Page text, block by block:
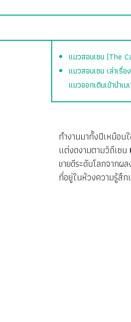
แมวสอนเซน (The
แมวสอนเซน เล่าเรื่
แมวออกเดินเข้าป่าเ
ทำงานมาทั้งปีเหมือ
แต่งดงามตามวิถีเซน
ขายดีระดับโลกจากผล
ที่อยู่ในห้วงความรู้สึก